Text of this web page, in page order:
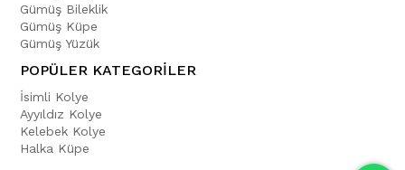
Gümüş Bileklik
Gümüş Küpe
Gümüş Yüzük
POPÜLER KATEGORİLER
İsimli Kolye
Ayyıldız Kolye
Kelebek Kolye
Halka Küpe